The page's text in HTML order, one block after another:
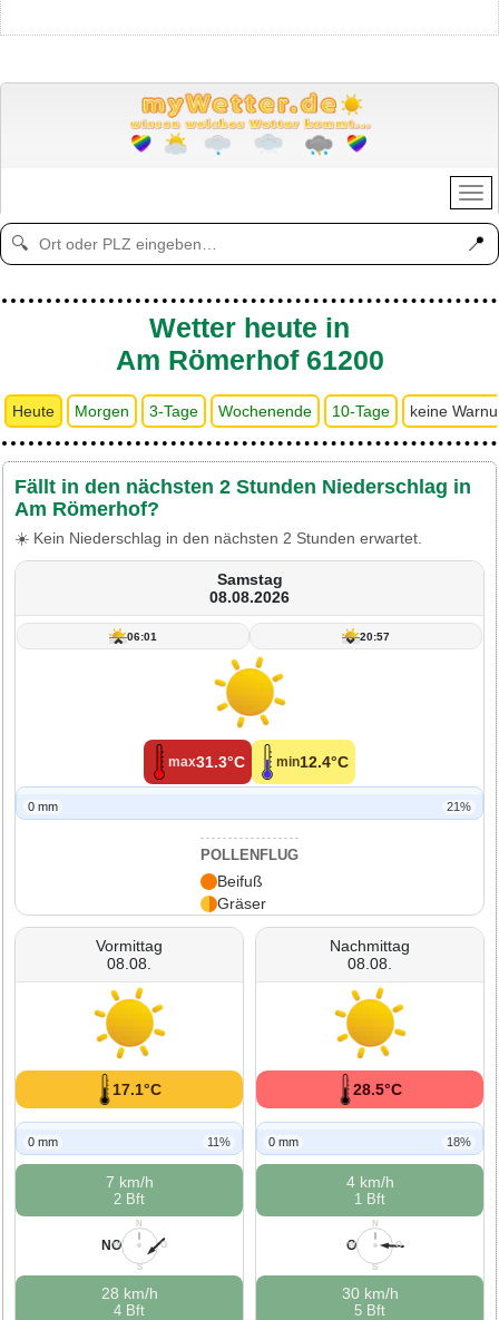
🔍 📍
Wetter heute in
Am Römerhof 61200
Heute Morgen 3-Tage Wochenende 10-Tage keine
Fällt in den nächsten 2 Stunden Niederschlag in
Am Römerhof?
☀️ Kein Niederschlag in den nächsten 2 Stunden erwartet.
Samstag
08.08.2026
06:01 20:57
max31.3°C min12.4°C
0 mm 21%
POLLENFLUG
Beifuß
Gräser
Vormittag
08.08.
17.1°C
0 mm 11%
7 km/h
2 Bft
N
O
S
W
NO
28 km/h
4 Bft
Nachmittag
08.08.
28.5°C
0 mm 18%
4 km/h
1 Bft
N
O
S
W
O
30 km/h
5 Bft